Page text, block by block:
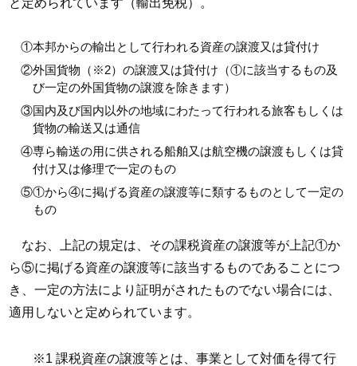
と定められています（輸出免税）。
①本邦からの輸出として行われる資産の譲渡又は貸付け
②外国貨物（※2）の譲渡又は貸付け（①に該当するもの及
び一定の外国貨物の譲渡を除きます）
③国内及び国内以外の地域にわたって行われる旅客もしくは
貨物の輸送又は通信
④専ら輸送の用に供される船舶又は航空機の譲渡もしくは貸
付け又は修理で一定のもの
⑤①から④に掲げる資産の譲渡等に類するものとして一定の
もの
なお、上記の規定は、その課税資産の譲渡等が上記①か
ら⑤に掲げる資産の譲渡等に該当するものであることにつ
き、一定の方法により証明がされたものでない場合には、
適用しないと定められています。
※1 課税資産の譲渡等とは、事業として対価を得て行